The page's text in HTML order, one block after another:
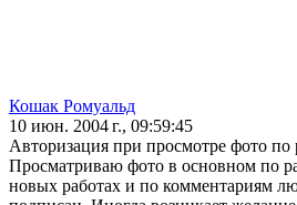
Кошак Ромуальд
10 июн. 2004 г., 09:59:45
Авторизация при просмотре фото по
Просматриваю фото в основном по
новых работах и по комментариям